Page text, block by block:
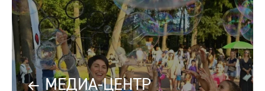
Продукция
Трубошпунт
Услуги
МЕДИА-ЦЕНТР